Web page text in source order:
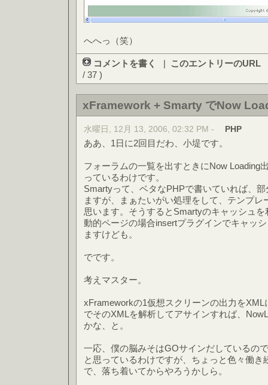
へへっ（笑）
コメントを書く | このエントリーのURL
/ 37 )
xFramework + Smarty でNow
水曜日, 12月 13, 2006, 02:32 PM - PHP
ああ、1日に2回目だわ、小堤です。
フォーラムの一覧を出すときにNow Loading
っているわけです。
Smartyって、ベタなPHPで書いていれば、
ますが、まぁたいがい処理をして、テンプ
思います。そうするとSmartyのキャッシュ
動的ページの場合insertプラグインでキャッ
ますけども。
でです。
考えマスター。
xFrameworkの1仮想スクリーンの出力を
でそのXMLを解析してアサインすれば、
かな、と。
一応、僕の脳みそはGOサインだしているの
と思っているわけですが、ちょっと色々働き
で、落ち着いてからやろうかしら。